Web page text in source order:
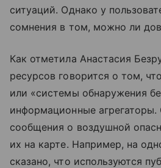
ситуаций. Однако у
сомнения в том, можно ли
Как отметила Анастасия
ресурсов говорится о том,
или «системы обнаружения
информационные
сообщения о воздушной
их на карте. Например, на
сказано, что используются